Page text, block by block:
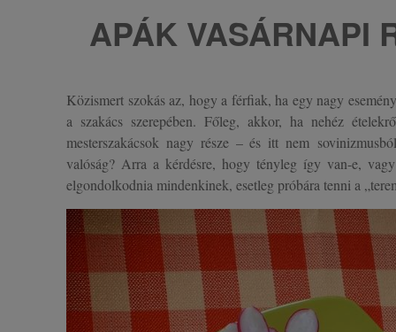
APÁK VASÁRNAPI
Közismert szokás az, hogy a férfiak, ha egy nagy
a szakács szerepében. Főleg, akkor, ha nehéz
mesterszakácsok nagy része – és itt nem
valóság? Arra a kérdésre, hogy tényleg így van-e,
elgondolkodnia mindenkinek, esetleg próbára tenni a